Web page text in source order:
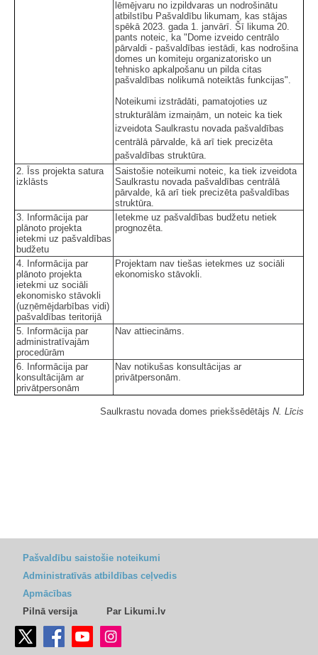
lēmējvaru no izpildvaras un nodrošinātu
atbilstību Pašvaldību likumam, kas stājas
spēkā 2023. gada 1. janvārī. Šī likuma 20.
pants noteic, ka "Dome izveido centrālo
pārvaldi - pašvaldības iestādi, kas nodrošina
domes un komiteju organizatorisko un
tehnisko apkalpošanu un pilda citas
pašvaldības nolikumā noteiktās funkcijas".
Noteikumi izstrādāti, pamatojoties uz
strukturālām izmaiņām, un noteic ka tiek
izveidota Saulkrastu novada pašvaldības
centrālā pārvalde, kā arī tiek precizēta
pašvaldības struktūra.
2. Īss projekta satura
izklāsts
Saistošie noteikumi noteic, ka tiek izveidota
Saulkrastu novada pašvaldības centrālā
pārvalde, kā arī tiek precizēta pašvaldības
struktūra.
3. Informācija par
plānoto projekta
ietekmi uz pašvaldības
budžetu
Ietekme uz pašvaldības budžetu netiek
prognozēta.
4. Informācija par
plānoto projekta
ietekmi uz sociāli
ekonomisko stāvokli
(uzņēmējdarbības vidi)
pašvaldības teritorijā
Projektam nav tiešas ietekmes uz sociāli
ekonomisko stāvokli.
5. Informācija par
administratīvajām
procedūrām
Nav attiecināms.
6. Informācija par
konsultācijām ar
privātpersonām
Nav notikušas konsultācijas ar
privātpersonām.
Saulkrastu novada domes priekšsēdētājs N. Līcis
Pašvaldību saistošie noteikumi
Administratīvās atbildības ceļvedis
Apmācības
Pilnā versija
Par Likumi.lv